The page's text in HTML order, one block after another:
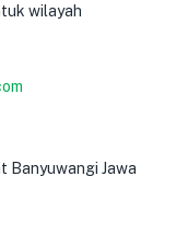
wilayah
Banyuwangi Jawa